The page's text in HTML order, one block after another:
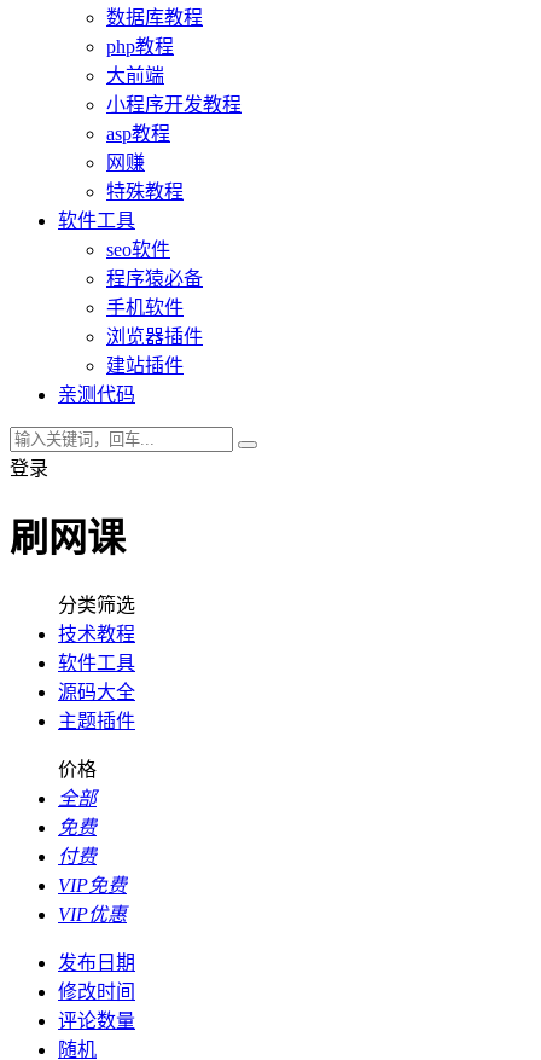
数据库教程
php教程
大前端
小程序开发教程
asp教程
网赚
特殊教程
软件工具
seo软件
程序猿必备
手机软件
浏览器插件
建站插件
亲测代码
登录
刷网课
分类筛选
技术教程
软件工具
源码大全
主题插件
价格
全部
免费
付费
VIP免费
VIP优惠
发布日期
修改时间
评论数量
随机